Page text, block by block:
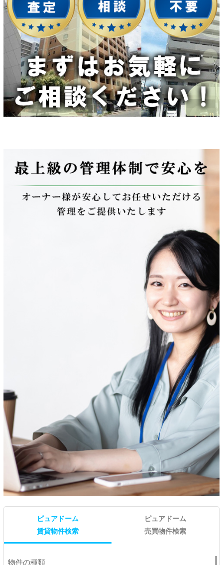
ピュアドーム
賃貸物件検索
物件の種類
ピュアドーム
売買物件検索